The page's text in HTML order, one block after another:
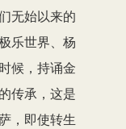
无始以来的
乐世界、杨
候，持诵金
传承，这是
，即使转生